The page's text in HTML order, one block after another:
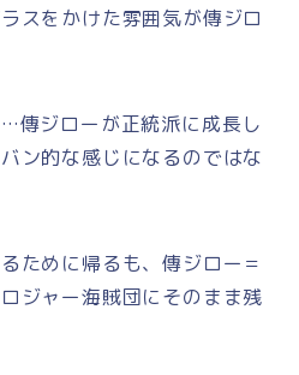
スをかけた雰囲気が傳ジロ
傳ジローが正統派に成長し
ン的な感じになるのではな
ために帰るも、傳ジロー＝
ジャー海賊団にそのまま残